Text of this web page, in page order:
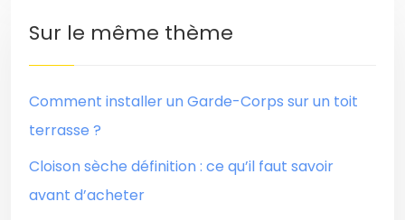
Sur le même thème
Comment installer un Garde-Corps sur un toit
terrasse ?
Cloison sèche définition : ce qu’il faut savoir
avant d’acheter